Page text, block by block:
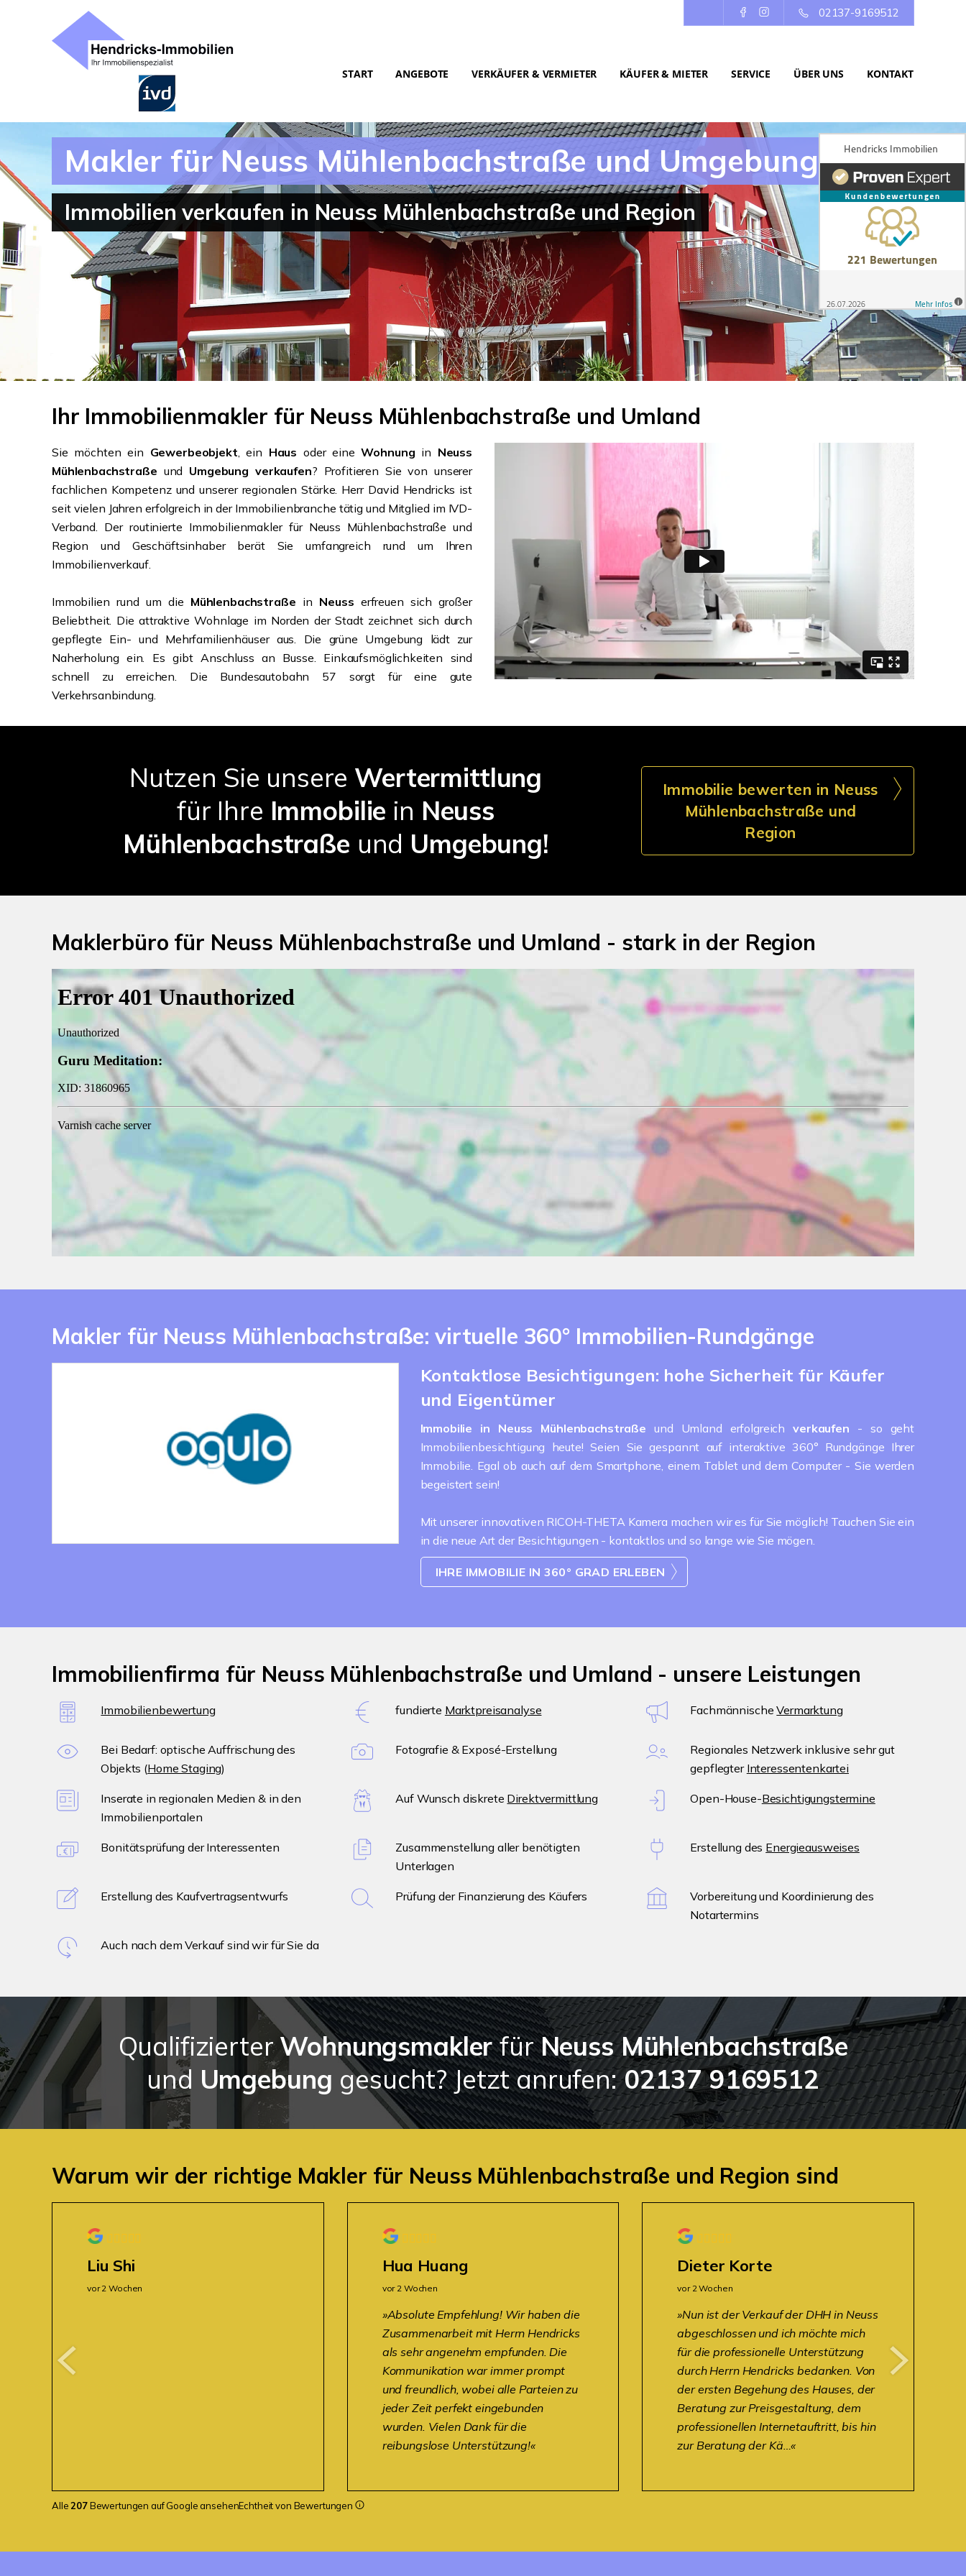
02137-9169512
START ANGEBOTE VERKÄUFER & VERMIETER KÄUFER & MIETER SERVICE ÜBER UNS KONTAKT
Makler für Neuss Mühlenbachstraße und Umgebung
Immobilien verkaufen in Neuss Mühlenbachstraße und Region
Ihr Immobilienmakler für Neuss Mühlenbachstraße und Umland
Sie möchten ein Gewerbeobjekt, ein Haus oder eineWohnung in Neuss
Mühlenbachstraße und Umgebung verkaufen? Profitieren Sie von unserer
fachlichen Kompetenz und unserer regionalen Stärke. Herr David Hendricks ist
seit vielen Jahren erfolgreich in der Immobilienbranche tätig und Mitglied im IVD-
Verband. Der routinierte Immobilienmakler für Neuss Mühlenbachstraße und
Region und Geschäftsinhaber berät Sie umfangreich rund um Ihren
Immobilienverkauf.
Immobilien rund um die Mühlenbachstraße in Neuss erfreuen sich großer
Beliebtheit. Die attraktive Wohnlage im Norden der Stadt zeichnet sich durch
gepflegte Ein- und Mehrfamilienhäuser aus. Die grüne Umgebung lädt zur
Naherholung ein. Es gibt Anschluss an Busse. Einkaufsmöglichkeiten sind
schnell zu erreichen. Die Bundesautobahn 57 sorgt für eine gute
Verkehrsanbindung.
Nutzen Sie unsere Wertermittlung
für Ihre Immobilie in Neuss
Mühlenbachstraße und Umgebung!
Immobilie bewerten in Neuss
Mühlenbachstraße und
Region
Maklerbüro für Neuss Mühlenbachstraße und Umland - stark in der Region
Makler für Neuss Mühlenbachstraße: virtuelle 360° Immobilien-Rundgänge
Kontaktlose Besichtigungen: hohe Sicherheit für Käufer
und Eigentümer
Immobilie in Neuss Mühlenbachstraßeund Umland erfolgreichverkaufen - so geht
Immobilienbesichtigung heute! Seien Sie gespannt auf interaktive 360° Rundgänge Ihrer
Immobilie. Egal ob auch auf dem Smartphone, einem Tablet und dem Computer - Sie werden
begeistert sein!
Mit unserer innovativen RICOH-THETA Kamera machen wir es für Sie möglich! Tauchen Sie ein
in die neue Art der Besichtigungen - kontaktlos und so lange wie Sie mögen.
IHRE IMMOBILIE IN 360° GRAD ERLEBEN
Immobilienfirma für Neuss Mühlenbachstraße und Umland - unsere Leistungen
Immobilienbewertung fundierte Marktpreisanalyse FachmännischeVermarktung
Bei Bedarf: optische Auffrischung des
Objekts (Home Staging)
Fotografie & Exposé-Erstellung
Regionales Netzwerk inklusive sehr gut
gepflegter Interessentenkartei
Inserate in regionalen Medien & in den
Immobilienportalen
Auf Wunsch diskrete Direktvermittlung Open-House-Besichtigungstermine
Bonitätsprüfung der Interessenten
Zusammenstellung aller benötigten
Unterlagen
Erstellung des Energieausweises
Erstellung des Kaufvertragsentwurfs Prüfung der Finanzierung des Käufers
Vorbereitung und Koordinierung des
Notartermins
Auch nach dem Verkauf sind wir für Sie da
QualifizierterWohnungsmaklerfürNeuss Mühlenbachstraße
und Umgebung gesucht? Jetzt anrufen:02137 9169512
Warum wir der richtige Makler für Neuss Mühlenbachstraße und Region sind
Liu Shi
vor 2 Wochen
Hua Huang
vor 2 Wochen
Absolute Empfehlung! Wir haben die
Zusammenarbeit mit Herrn Hendricks
als sehr angenehm empfunden. Die
Kommunikation war immer prompt
und freundlich, wobei alle Parteien zu
jeder Zeit perfekt eingebunden
wurden. Vielen Dank für die
reibungslose Unterstützung!
Dieter Korte
vor 2 Wochen
Nun ist der Verkauf der DHH in Neuss
abgeschlossen und ich möchte mich
für die professionelle Unterstützung
durch Herrn Hendricks bedanken. Von
der ersten Begehung des Hauses, der
Beratung zur Preisgestaltung, dem
professionellen Internetauftritt, bis hin
zur Beratung der Kä…
Alle207Bewertungen auf Google ansehenEchtheit von Bewertungen